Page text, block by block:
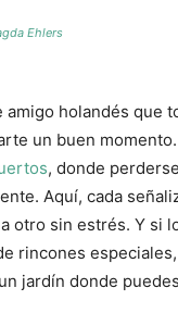
Ehlers
amigo holandés que
un buen
, donde
Aquí, cada
otro sin estrés. Y si
rincones
jardín donde